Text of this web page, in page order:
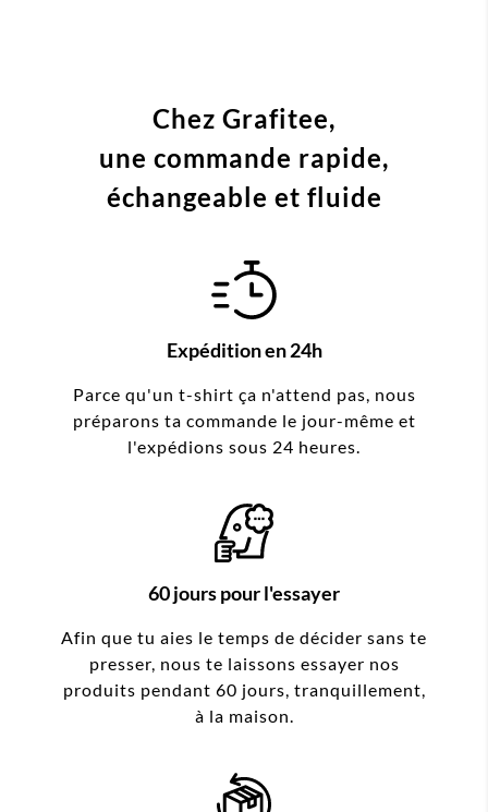
Chez Grafitee,
une commande rapide,
échangeable et fluide
Expédition en 24h
Parce qu'un t-shirt ça n'attend pas, nous
préparons ta commande le jour-même et
l'expédions sous 24 heures.
60 jours pour l'essayer
Afin que tu aies le temps de décider sans te
presser, nous te laissons essayer nos
produits pendant 60 jours, tranquillement,
à la maison.